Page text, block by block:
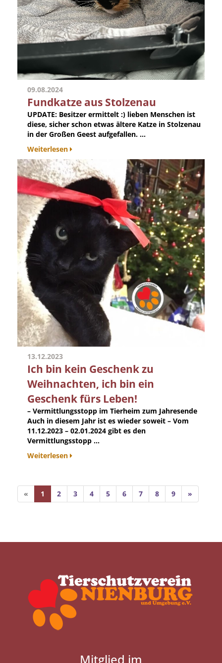
09.08.2024
Fundkatze aus Stolzenau
UPDATE: Besitzer ermittelt :) lieben Menschen ist
diese, sicher schon etwas ältere Katze in Stolzenau
in der Großen Geest aufgefallen. ...
Weiterlesen
13.12.2023
Ich bin kein Geschenk zu
Weihnachten, ich bin ein
Geschenk fürs Leben!
– Vermittlungsstopp im Tierheim zum Jahresende
Auch in diesem Jahr ist es wieder soweit – Vom
11.12.2023 – 02.01.2024 gibt es den
Vermittlungsstopp ...
Weiterlesen
« 1 2 3 4 5 6 7 8 9 »
Mitglied im